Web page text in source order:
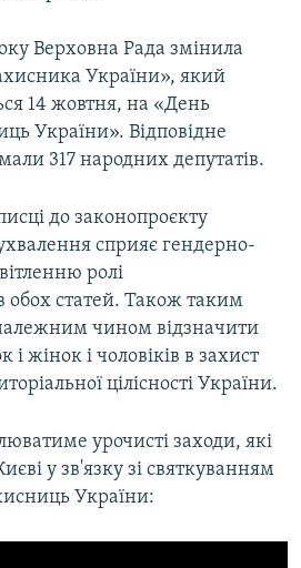
Верховна Рада змінила
України», який
14 жовтня, на «День
України». Відповідне
317 народних депутатів.
до законопроєкту
сприяє гендерно-
ролі
обох статей. Також таким
чином відзначити
жінок і чоловіків в захист
цілісності України.
урочисті заходи, які
у зв'язку зі святкуванням
України: